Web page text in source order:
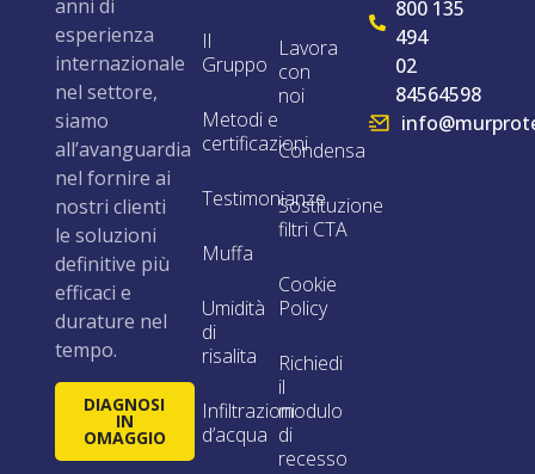
anni di
esperienza
internazionale
nel settore,
siamo
all’avanguardia
nel fornire ai
nostri clienti
le soluzioni
definitive più
efficaci e
durature nel
tempo.
DIAGNOSI
IN
OMAGGIO
Il
Gruppo
Metodi e
certificazioni
Testimonianze
Muffa
Umidità
di
risalita
Infiltrazioni
d’acqua
Lavora
con
noi
Condensa
Sostituzione
filtri CTA
Cookie
Policy
Richiedi
il
modulo
di
recesso
800 135
494
02
84564598